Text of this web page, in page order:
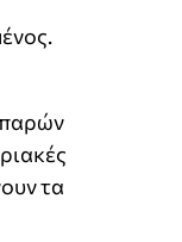
παρών
τα